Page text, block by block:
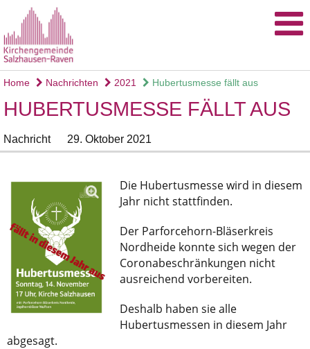
Home Nachrichten 2021 Hubertusmesse fällt aus
HUBERTUSMESSE FÄLLT AUS
Nachricht 29. Oktober 2021
Die Hubertusmesse wird in diesem
Jahr nicht stattfinden.
Der Parforcehorn-Bläserkreis
Nordheide konnte sich wegen der
Coronabeschränkungen nicht
ausreichend vorbereiten.
Deshalb haben sie alle
Hubertusmessen in diesem Jahr
abgesagt.